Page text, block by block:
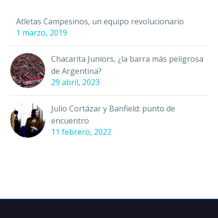
Atletas Campesinos, un equipo revolucionario
1 marzo, 2019
Chacarita Juniors, ¿la barra más peligrosa
de Argentina?
29 abril, 2023
Julio Cortázar y Banfield: punto de
encuentro
11 febrero, 2022